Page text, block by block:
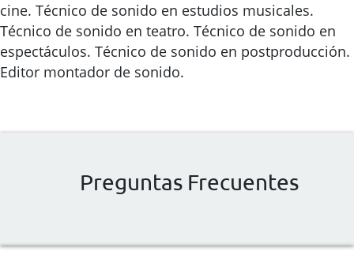
cine. Técnico de sonido en estudios musicales.
Técnico de sonido en teatro. Técnico de sonido en
espectáculos. Técnico de sonido en postproducción.
Editor montador de sonido.
Preguntas Frecuentes